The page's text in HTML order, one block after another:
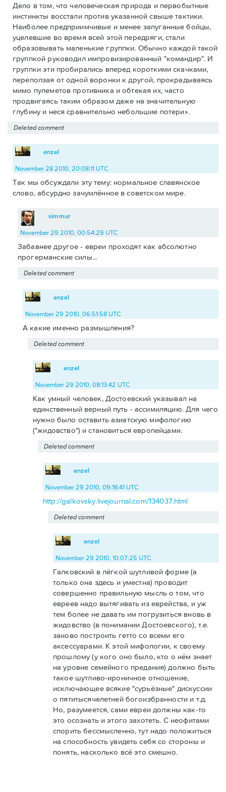
Дело в том, что человеческая природа и первобытные
инстинкты восстали против указанной свыше тактики.
Наиболее предприимчивые и менее запуганные бойцы,
уцелевшие во время всей этой передряги, стали
образовывать маленькие группки. Обычно каждой такой
группкой руководил импровизированный "командир". И
группки эти пробирались вперед короткими скачками,
переползая от одной воронки к другой, прокрадываясь
мимо пулеметов противника и обтекая их, часто
продвигаясь таким образом даже на значительную
глубину и неся сравнительно небольшие потери».
Deleted comment
enzel
November 28 2010, 20:08:11 UTC
Так мы обсуждали эту тему: нормальное славянское
слово, абсурдно зачумлённое в советском мире.
simmur
November 29 2010, 00:54:29 UTC
Забавнее другое - евреи проходят как абсолютно
прогерманские силы...
Deleted comment
enzel
November 29 2010, 06:51:58 UTC
А какие именно размышления?
Deleted comment
enzel
November 29 2010, 08:13:42 UTC
Как умный человек, Достоевский указывал на
единственный верный путь - ассимиляцию. Для чего
нужно было оставить азиатскую мифологию
("жидовство") и становиться европейцами.
Deleted comment
enzel
November 29 2010, 09:18:41 UTC
http://galkovsky.livejournal.com/134037.html
Deleted comment
enzel
November 29 2010, 10:07:25 UTC
Галковский в лёгкой шутливой форме (а
только она здесь и уместна) проводит
совершенно правильную мысль о том, что
евреев надо вытягивать из еврейства, и уж
тем более не давать им погрузиться вновь в
жидовство (в понимании Достоевского), т.е.
заново построить гетто со всеми его
аксессуарами. К этой мифологии, к своему
прошлому (у кого оно было, кто о нём знает
на уровне семейного предания) должно быть
такое шутливо-ироничное отношение,
исключающее всякие "сурьёзные" дискуссии
о пятитысячелетней богоизбранности и т.д.
Но, разумеется, сами евреи должны как-то
это осознать и этого захотеть. С неофитами
спорить бессмысленно, тут надо положиться
на способность увидеть себя со стороны и
понять, насколько всё это смешно.